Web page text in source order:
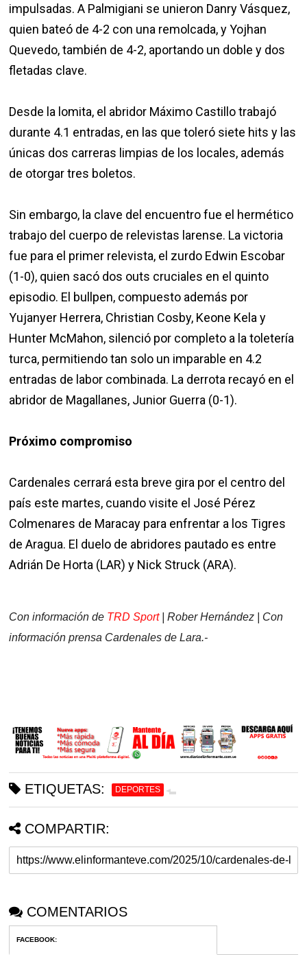
impulsadas. A Palmigiani se unieron Danry Vásquez,
quien bateó de 4-2 con una remolcada, y Yojhan
Quevedo, también de 4-2, aportando un doble y dos
fletadas clave.
Desde la lomita, el abridor Máximo Castillo trabajó
durante 4.1 entradas, en las que toleró siete hits y las
únicas dos carreras limpias de los locales, además
de otorgar tres boletos.
Sin embargo, la clave del encuentro fue el hermético
trabajo del cuerpo de relevistas larense. La victoria
fue para el primer relevista, el zurdo Edwin Escobar
(1-0), quien sacó dos outs cruciales en el quinto
episodio. El bullpen, compuesto además por
Yujanyer Herrera, Christian Cosby, Keone Kela y
Hunter McMahon, silenció por completo a la toletería
turca, permitiendo tan solo un imparable en 4.2
entradas de labor combinada. La derrota recayó en el
abridor de Magallanes, Junior Guerra (0-1).
Próximo compromiso
Cardenales cerrará esta breve gira por el centro del
país este martes, cuando visite el José Pérez
Colmenares de Maracay para enfrentar a los Tigres
de Aragua. El duelo de abridores pautado es entre
Adrián De Horta (LAR) y Nick Struck (ARA).
Con información de TRD Sport| Rober Hernández | Con
información prensa Cardenales de Lara.-
ETIQUETAS: DEPORTES
COMPARTIR:
COMENTARIOS
FACEBOOK: